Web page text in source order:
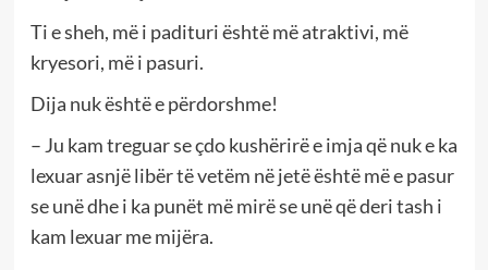
Ti e sheh, më i padituri është më atraktivi, më
kryesori, më i pasuri.
Dija nuk është e përdorshme!
– Ju kam treguar se çdo kushërirë e imja që nuk e ka
lexuar asnjë libër të vetëm në jetë është më e pasur
se unë dhe i ka punët më mirë se unë që deri tash i
kam lexuar me mijëra.